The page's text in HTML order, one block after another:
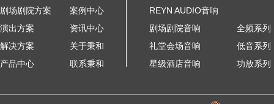
剧场剧院方案
演出方案
解决方案
产品中心
案例中心
资讯中心
关于秉和
联系秉和
REYN AUDIO音响
剧场剧院音响
礼堂会场音响
星级酒店音响
全频系列
低音系列
功放系列